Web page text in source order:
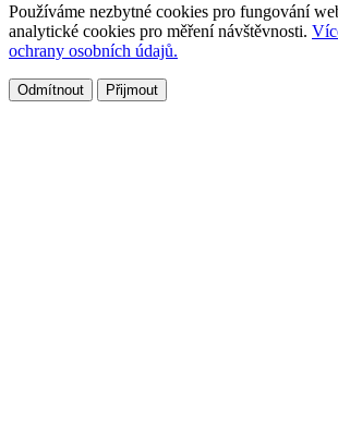
Používáme nezbytné cookies pro fungování
analytické cookies pro měření návštěvnosti.
ochrany osobních údajů.
Odmítnout Přijmout